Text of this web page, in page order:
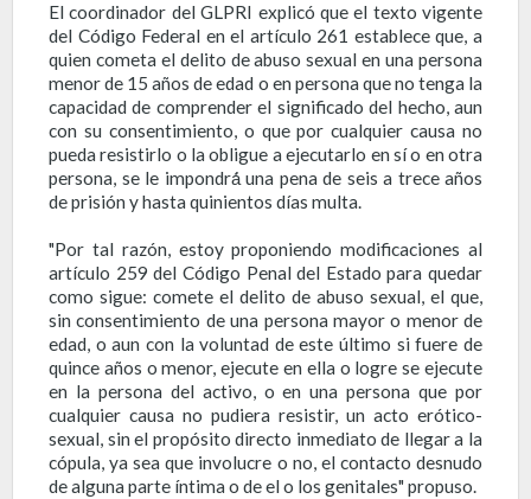
El coordinador del GLPRI explicó que el texto vigente
del Código Federal en el artículo 261 establece que, a
quien cometa el delito de abuso sexual en una persona
menor de 15 años de edad o en persona que no tenga la
capacidad de comprender el significado del hecho, aun
con su consentimiento, o que por cualquier causa no
pueda resistirlo o la obligue a ejecutarlo en sí o en otra
persona, se le impondrá́ una pena de seis a trece años
de prisión y hasta quinientos días multa.
"Por tal razón, estoy proponiendo modificaciones al
artículo 259 del Código Penal del Estado para quedar
como sigue: comete el delito de abuso sexual, el que,
sin consentimiento de una persona mayor o menor de
edad, o aun con la voluntad de este último si fuere de
quince años o menor, ejecute en ella o logre se ejecute
en la persona del activo, o en una persona que por
cualquier causa no pudiera resistir, un acto erótico-
sexual, sin el propósito directo inmediato de llegar a la
cópula, ya sea que involucre o no, el contacto desnudo
de alguna parte íntima o de el o los genitales" propuso.